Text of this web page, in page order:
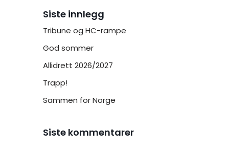
Siste innlegg
Tribune og HC-rampe
God sommer
Allidrett 2026/2027
Trapp!
Sammen for Norge
Siste kommentarer